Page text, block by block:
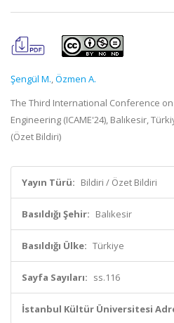
Şengül M.,Özmen A.
The Third International Conference
Engineering (ICAME'24), Balıkesir,
(Özet Bildiri)
Yayın Türü: Bildiri / Özet Bildiri
Basıldığı Şehir: Balıkesir
Basıldığı Ülke: Türkiye
Sayfa Sayıları: ss.116
İstanbul Kültür Üniversitesi